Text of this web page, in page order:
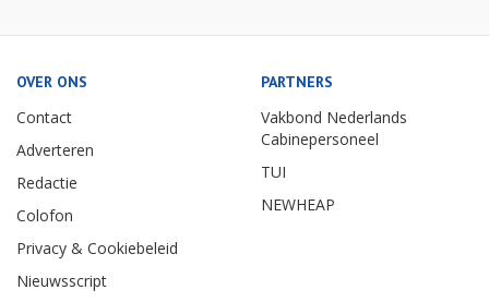
OVER ONS
Contact
Adverteren
Redactie
Colofon
Privacy & Cookiebeleid
Nieuwsscript
PARTNERS
Vakbond Nederlands
Cabinepersoneel
TUI
NEWHEAP